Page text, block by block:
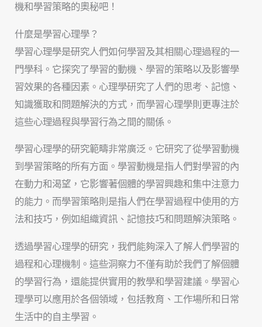
機和學習策略的奧秘吧！
什麼是學習心理學？
學習心理學是研究人們如何學習及其相關心理過程的一
門學科。它探究了學習的動機、學習的策略以及影響學
習效果的各種因素。心理學研究了人們的思考、記憶、
知識獲取和問題解決的方式，而學習心理學則更專注於
這些心理過程與學習行為之間的關係。
學習心理學的研究範疇非常廣泛。它研究了從學習動機
到學習策略的所有方面。學習動機是指人們對學習的內
在動力和渴望，它影響著個體的學習興趣和集中注意力
的能力。而學習策略則是指人們在學習過程中使用的方
法和技巧，例如組織資訊、記憶技巧和問題解決策略。
透過學習心理學的研究，我們能夠深入了解人們學習的
過程和心理機制。這些洞察力不僅有助於我們了解個體
的學習行為，還能提供實用的教學和學習建議。學習心
理學可以應用於各個領域，包括教育、工作場所和日常
生活中的自主學習。